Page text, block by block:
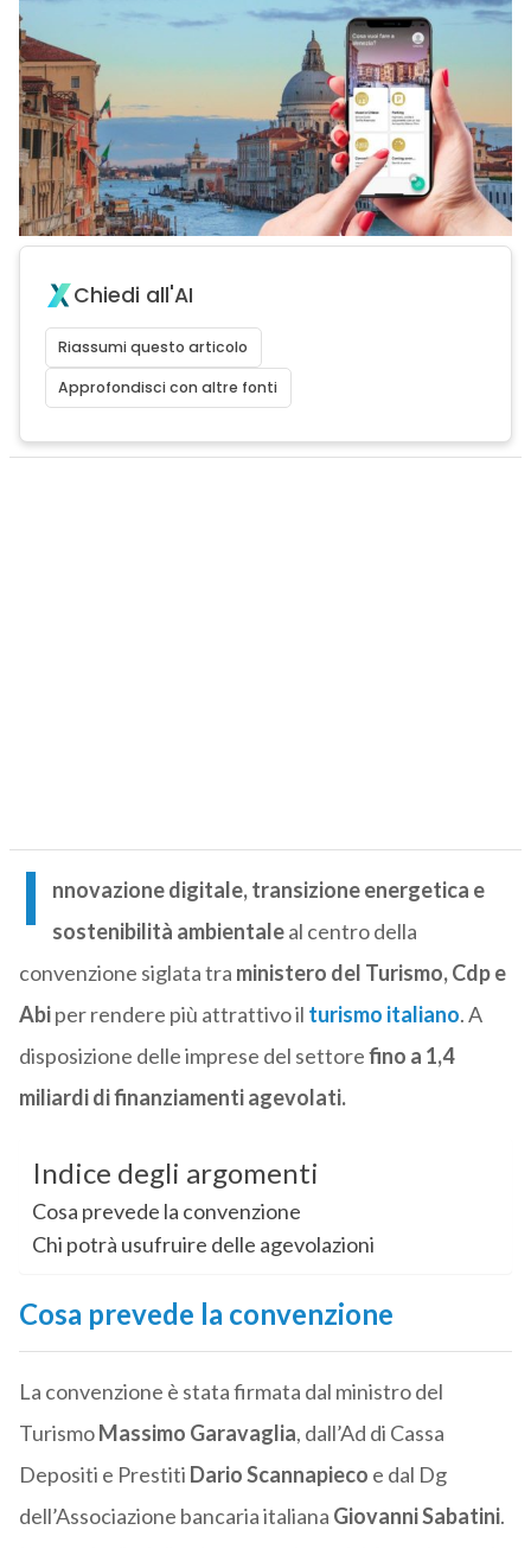
Chiedi all'AI
Riassumi questo articolo
Approfondisci con altre fonti
I
nnovazione digitale, transizione energetica e
sostenibilità ambientaleal centro della
convenzione siglata tra ministero del Turismo, Cdp e
Abiper rendere più attrattivo il turismo italiano. A
disposizione delle imprese del settorefino a 1,4
miliardi di finanziamenti agevolati.
Indice degli argomenti
Cosa prevede la convenzione
Chi potrà usufruire delle agevolazioni
Cosa prevede la convenzione
La convenzione è stata firmata dal ministro del
TurismoMassimo Garavaglia, dall’Ad di Cassa
Depositi e Prestiti Dario Scannapieco e dal Dg
dell’Associazione bancaria italiana Giovanni Sabatini.